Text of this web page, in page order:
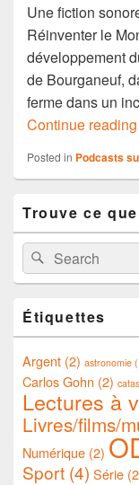
Une fiction
Réinventer le
développement
de Bourganeuf,
ferme dans un
Continue reading
Posted in Podcasts
Sidebar
Widget
Area
Trouve ce
Search
for:
Search
Étiquettes
Argent (2) astronomie
Carlos Gohn (2)
Lectures à
Livres/films/
Numérique (2)
Sport (4) Série